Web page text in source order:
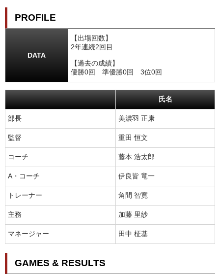
PROFILE
DATA
【出場回数】
2年連続2回目
【過去の成績】
優勝0回 準優勝0回 3位0回
氏名
部長 美濃羽 正康
監督 重田 恒文
コーチ 藤本 浩太郎
A・コーチ 伊良皆 竜一
トレーナー 角間 智寛
主務 加藤 里紗
マネージャー 田中 柾基
GAMES & RESULTS